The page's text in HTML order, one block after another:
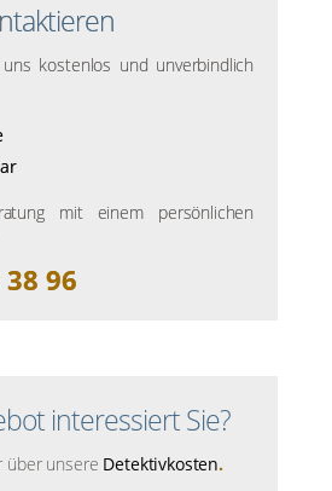
kostenlos und unverbindlich
mit einem persönlichen
96
interessiert Sie?
über unsere Detektivkosten.